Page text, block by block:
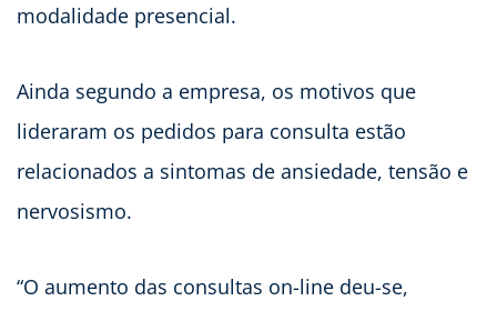
modalidade presencial.
Ainda segundo a empresa, os motivos que
lideraram os pedidos para consulta estão
relacionados a sintomas de ansiedade, tensão e
nervosismo.
“O aumento das consultas on-line deu-se,